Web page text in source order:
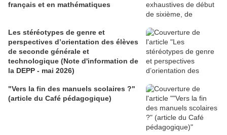
français et en mathématiques
Les stéréotypes de genre et
perspectives d’orientation des élèves
de seconde générale et
technologique (Note d'information de
la DEPP - mai 2026)
"Vers la fin des manuels scolaires ?"
(article du Café pédagogique)